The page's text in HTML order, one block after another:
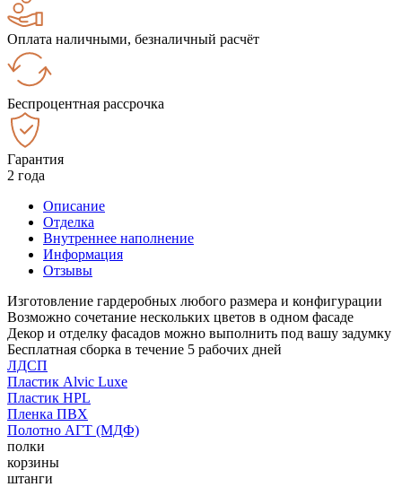
Оплата наличными, безналичный расчёт
Беспроцентная рассрочка
Гарантия
2 года
Описание
Отделка
Внутреннее наполнение
Информация
Отзывы
Изготовление гардеробных любого размера и конфигурации
Возможно сочетание нескольких цветов в одном фасаде
Декор и отделку фасадов можно выполнить под вашу задумку
Бесплатная сборка в течение 5 рабочих дней
ЛДСП
Пластик Alvic Luxe
Пластик HPL
Пленка ПВХ
Полотно АГТ (МДФ)
полки
корзины
штанги